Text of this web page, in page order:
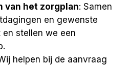
van het zorgplan: Samen
en gewenste
stellen we een
helpen bij de aanvraag